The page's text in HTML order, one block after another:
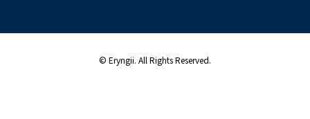
© Eryngii. All Rights Reserved.